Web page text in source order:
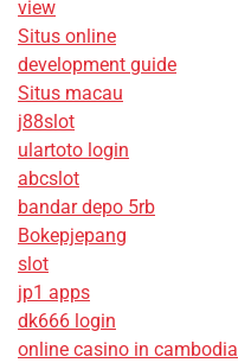
view
Situs online
development guide
Situs macau
j88slot
ulartoto login
abcslot
bandar depo 5rb
Bokepjepang
slot
jp1 apps
dk666 login
online casino in cambodia